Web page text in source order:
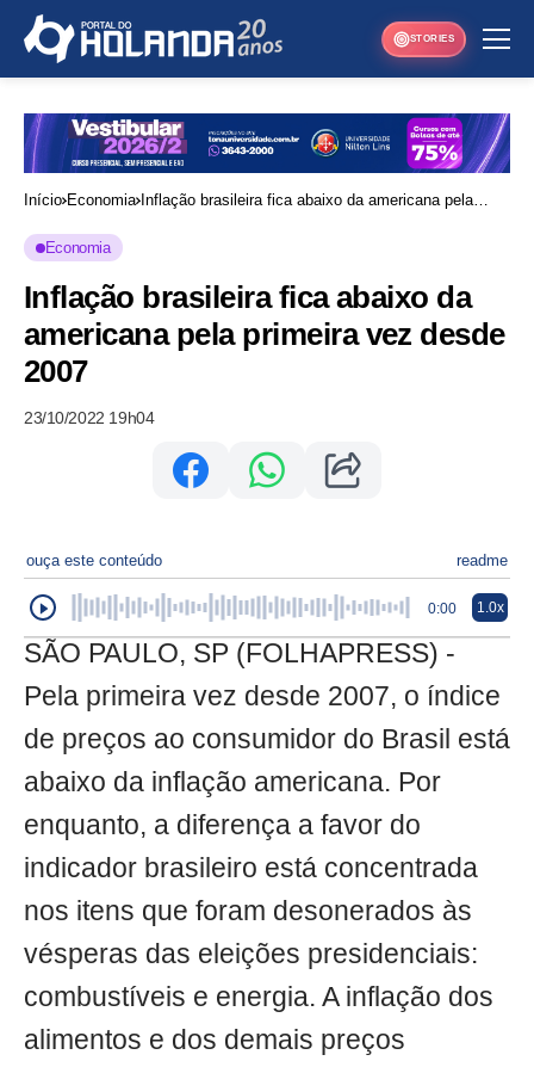
STORIES
Início Economia Inflação brasileira fica abaixo da americana pela
Economia
Inflação brasileira fica abaixo da
americana pela primeira vez desde
2007
23/10/2022 19h04
ouça este conteúdo readme
0:00 1.0x
SÃO PAULO, SP (FOLHAPRESS) -
Pela primeira vez desde 2007, o índice
de preços ao consumidor do Brasil está
abaixo da inflação americana. Por
enquanto, a diferença a favor do
indicador brasileiro está concentrada
nos itens que foram desonerados às
vésperas das eleições presidenciais:
combustíveis e energia. A inflação dos
alimentos e dos demais preços